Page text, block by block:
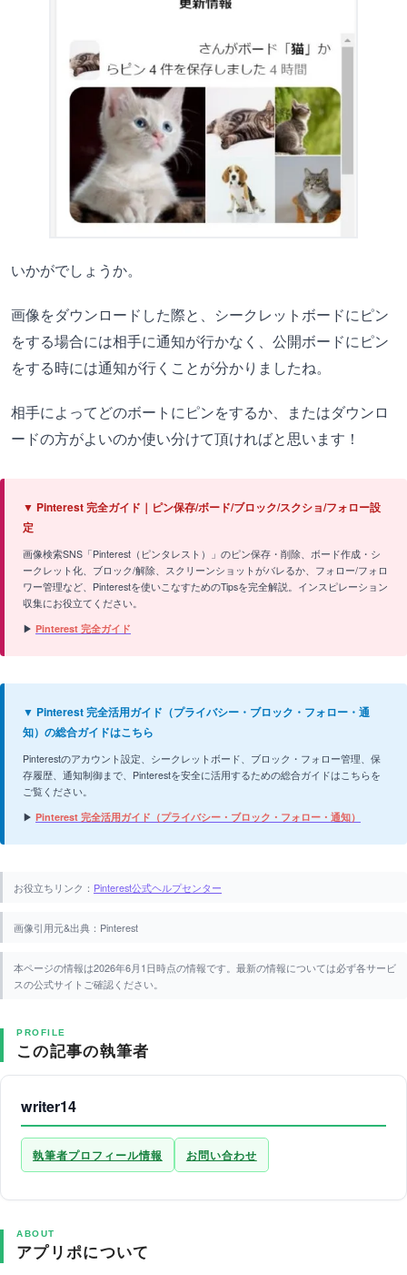
いかがでしょうか。
画像をダウンロードした際と、シークレットボードにピン
をする場合には相手に通知が行かなく、公開ボードにピン
をする時には通知が行くことが分かりましたね。
相手によってどのボートにピンをするか、またはダウンロ
ードの方がよいのか使い分けて頂ければと思います！
▼ Pinterest 完全ガイド｜ピン保存/ボード/ブロック/スクショ/フォロー設
定
画像検索SNS「Pinterest（ピンタレスト）」のピン保存・削除、ボード作成・シ
ークレット化、ブロック/解除、スクリーンショットがバレるか、フォロー/フォロ
ワー管理など、Pinterestを使いこなすためのTipsを完全解説。インスピレーション
収集にお役立てください。
▶ Pinterest 完全ガイド
▼ Pinterest 完全活用ガイド（プライバシー・ブロック・フォロー・通
知）の総合ガイドはこちら
Pinterestのアカウント設定、シークレットボード、ブロック・フォロー管理、保
存履歴、通知制御まで、Pinterestを安全に活用するための総合ガイドはこちらを
ご覧ください。
▶ Pinterest 完全活用ガイド（プライバシー・ブロック・フォロー・通知）
お役立ちリンク： Pinterest公式ヘルプセンター
画像引用元&出典：Pinterest
本ページの情報は2026年6月1日時点の情報です。最新の情報については必ず各サービ
スの公式サイトご確認ください。
PROFILE
この記事の執筆者
writer14
執筆者プロフィール情報 お問い合わせ
ABOUT
アプリポについて